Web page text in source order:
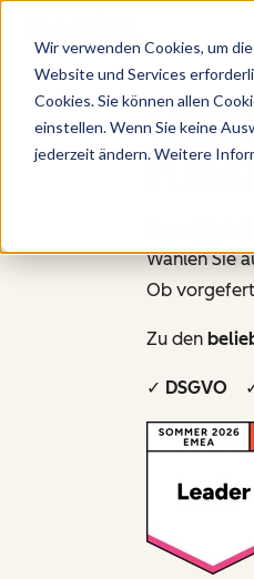
Wir verwenden Cookies, um
Website und Services
Cookies. Sie können allen
einstellen. Wenn Sie keine
jederzeit ändern. Weitere
Agent Hub
Wählen Sie
Ob
Zu den
✓ DSGVO